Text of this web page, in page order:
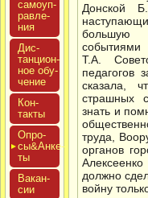
са­мо­уп­
равле­
ния
Дис­
танци­он­
ное обу­
чение
Кон­
такты
Опро­
сы&Анке­
ты
Вакан­
сии
Донской
большую
событиями
Т.А.
педагогов
сказала,
страшных
знать и
труда,
органов
должно
войну